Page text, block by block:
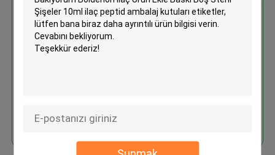
Boldenon İlaç Ürün Ekle Baskı
Boş Steril Şişeler 10ml ilaç
Devam et